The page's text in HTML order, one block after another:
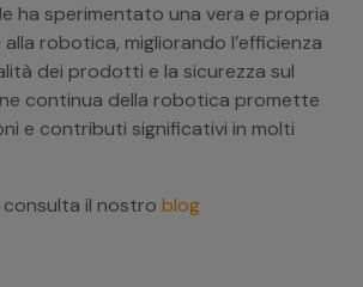
ha sperimentato una vera e propria
robotica, migliorando l’efficienza
dei prodotti e la sicurezza sul
continua della robotica promette
e contributi significativi in molti
il nostro blog